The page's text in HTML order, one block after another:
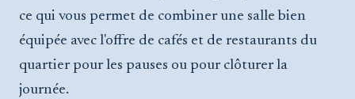
ce qui vous permet de combiner une salle bien
équipée avec l'offre de cafés et de restaurants du
quartier pour les pauses ou pour clôturer la
journée.